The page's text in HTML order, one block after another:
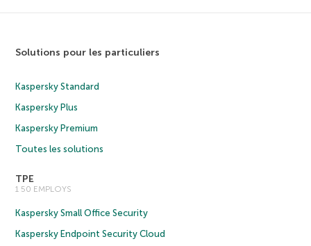
Solutions pour les particuliers
Kaspersky Standard
Kaspersky Plus
Kaspersky Premium
Toutes les solutions
TPE
1 50 EMPLOYS
Kaspersky Small Office Security
Kaspersky Endpoint Security Cloud